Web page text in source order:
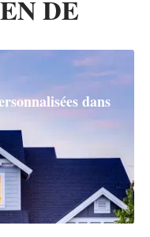
DE
dans